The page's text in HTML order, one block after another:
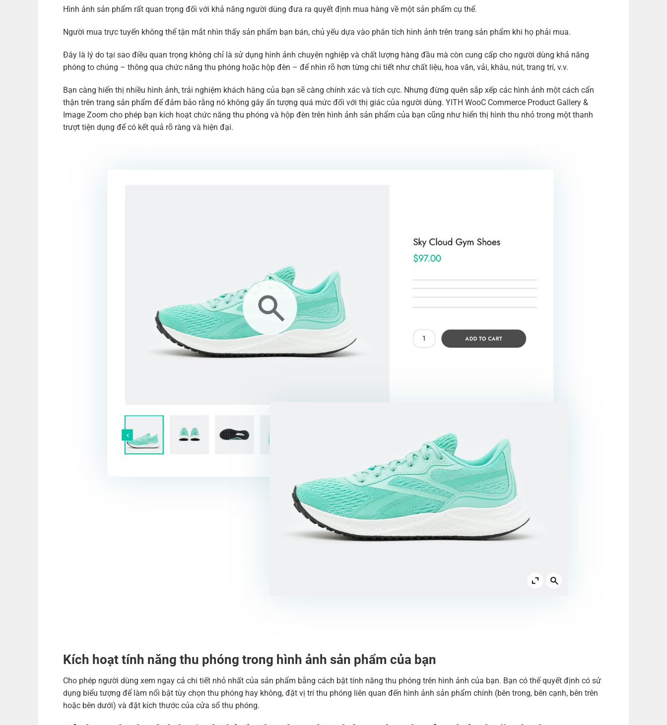
Hình ảnh sản phẩm rất quan trọng đối với khả năng người dùng đưa ra quyết định mua hàng về một sản phẩm cụ thể.
Người mua trực tuyến không thể tận mắt nhìn thấy sản phẩm bạn bán, chủ yếu dựa vào phân tích hình ảnh trên trang sản phẩm khi họ phải mua.
Đây là lý do tại sao điều quan trọng không chỉ là sử dụng hình ảnh chuyên nghiệp và chất lượng hàng đầu mà còn cung cấp cho người dùng khả năng
phóng to chúng – thông qua chức năng thu phóng hoặc hộp đèn – để nhìn rõ hơn từng chi tiết như chất liệu, hoa văn, vải, khâu, nút, trang trí, v.v.
Bạn càng hiển thị nhiều hình ảnh, trải nghiệm khách hàng của bạn sẽ càng chính xác và tích cực. Nhưng đừng quên sắp xếp các hình ảnh một cách cẩn
thận trên trang sản phẩm để đảm bảo rằng nó không gây ấn tượng quá mức đối với thị giác của người dùng. YITH WooC Commerce Product Gallery &
Image Zoom cho phép bạn kích hoạt chức năng thu phóng và hộp đèn trên hình ảnh sản phẩm của bạn cũng như hiển thị hình thu nhỏ trong một thanh
trượt tiện dụng để có kết quả rõ ràng và hiện đại.
Kích hoạt tính năng thu phóng trong hình ảnh sản phẩm của bạn
Cho phép người dùng xem ngay cả chi tiết nhỏ nhất của sản phẩm bằng cách bật tính năng thu phóng trên hình ảnh của bạn. Bạn có thể quyết định có sử
dụng biểu tượng để làm nổi bật tùy chọn thu phóng hay không, đặt vị trí thu phóng liên quan đến hình ảnh sản phẩm chính (bên trong, bên cạnh, bên trên
hoặc bên dưới) và đặt kích thước của cửa sổ thu phóng.